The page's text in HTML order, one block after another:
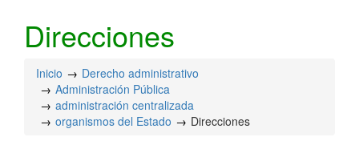
Direcciones
Inicio
Derecho administrativo
Administración Pública
administración centralizada
organismos del Estado
Direcciones